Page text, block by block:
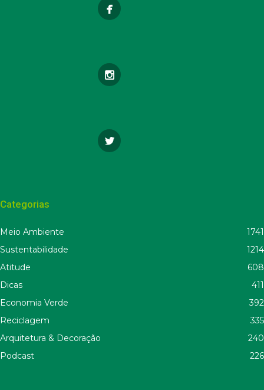
Categorias
Meio Ambiente
1741
Sustentabilidade
1214
Atitude
608
Dicas
411
Economia Verde
392
Reciclagem
335
Arquitetura & Decoração
240
Podcast
226